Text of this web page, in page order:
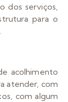
dos serviços,
para o
acolhimento
atender, com
com algum